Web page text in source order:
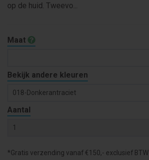
op de huid. Tweevo...
Maat
Bekijk andere kleuren
018-Donkerantraciet
Aantal
*Gratis verzending vanaf €150,- exclusief BTW